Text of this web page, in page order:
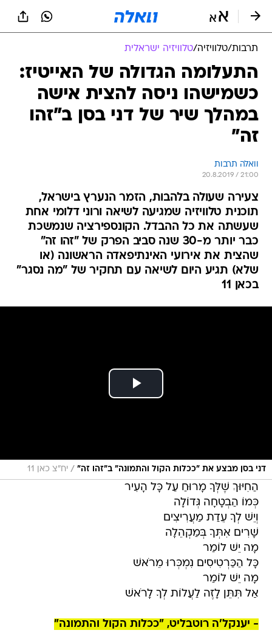
תרבות/טלוויזיה/טלוויזיה ישראלית
התעלומה הגדולה של האייטיז:
כשמישהו ניסה להצית אישה
במהלך שיר של דני בסן ב"זהו
זה"
וואלה תרבות
20.8.2019 / 21:00
צעירה שעולה בלהבות, הזמר הנערץ בישראל,
תוכנית טלוויזיה שמגיעה לשיאה ורוני דלומי אחת
שעשתה את כל ההבדל. הקונספירציה שנמשכת
כבר יותר מ-30 שנה סביב הפרק של "זהו זה"
שהצית את אירועי האינתיפאדה הראשונה (או
שלא) תגיע היום לשיאה עם תחקיר של "מה נסגר"
בכאן 11
דני בסן מבצע את "ככלות הקול והתמונה" ב"זהו זה" / יח"צ כאן 11
הַחִיּוּךְ שֶׁלְּךָ מָרוּחַ עַל כָּל הָעִיר
כְּמוֹ הַבְטָחָה גְּדוֹלָה
וְיֵשׁ לְךָ עֵדַת מַעֲרִיצִים
שָׁרִים אִתְּךָ בְּמַקְהֵלָה
מָה יֵשׁ לוֹמַר
כָּל הַכַּרְטִיסִים נִמְכְּרוּ מֵרֹאשׁ
מָה יֵשׁ לוֹמַר
אַל תִּתֵּן לָזֶה לַעֲלוֹת לְךָ לָרֹאשׁ
- יענקל'ה רוטבליט, "ככלות הקול והתמונה"